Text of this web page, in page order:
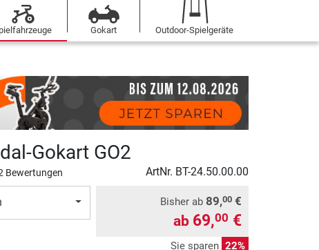
Gokart Outdoor-Spielgeräte
Gokart GO2
Bewertungen ArtNr. BT-24.50.00.00
Bisher ab 89,00 €
ab 69,00 €
Sie sparen 22%